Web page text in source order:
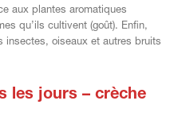
aux plantes aromatiques
qu’ils cultivent (goût). Enfin,
insectes, oiseaux et autres bruits
les jours – crèche